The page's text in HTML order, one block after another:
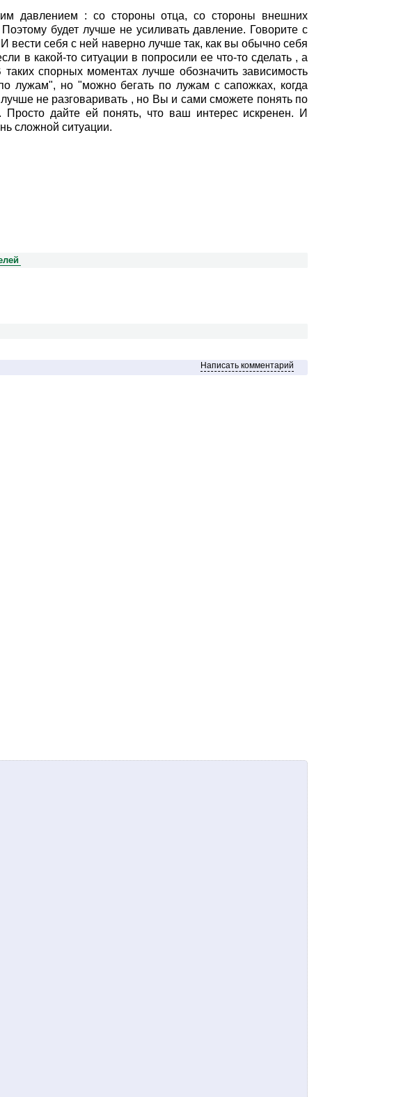
давлением : со стороны отца, со стороны внешних
будет лучше не усиливать давление. Говорите с
вести себя с ней наверно лучше так, как вы обычно себя
в какой-то ситуации в попросили ее что-то сделать , а
спорных моментах лучше обозначить зависимость
лужам", но "можно бегать по лужам с сапожках, когда
не разговаривать , но Вы и сами сможете понять по
дайте ей понять, что ваш интерес искренен. И
сложной ситуации.
Написать комментарий